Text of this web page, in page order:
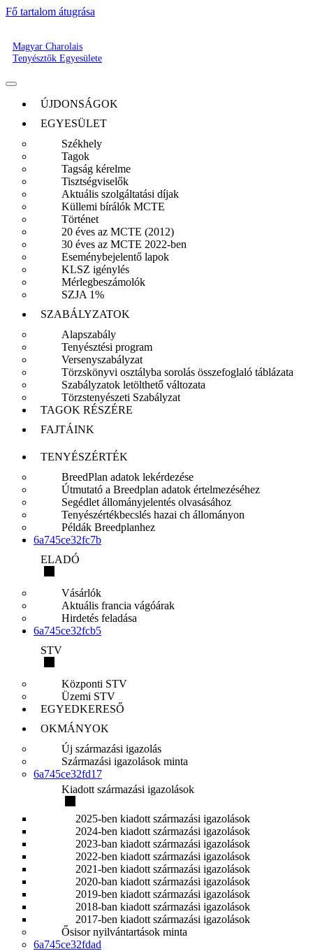
Fő tartalom átugrása
Magyar Charolais
Tenyésztők Egyesülete
ÚJDONSÁGOK
EGYESÜLET
Székhely
Tagok
Tagság kérelme
Tisztségviselők
Aktuális szolgáltatási díjak
Küllemi bírálók MCTE
Történet
20 éves az MCTE (2012)
30 éves az MCTE 2022-ben
Eseménybejelentő lapok
KLSZ igénylés
Mérlegbeszámolók
SZJA 1%
SZABÁLYZATOK
Alapszabály
Tenyésztési program
Versenyszabályzat
Törzskönyvi osztályba sorolás összefoglaló táblázata
Szabályzatok letölthető változata
Törzstenyészeti Szabályzat
TAGOK RÉSZÉRE
FAJTÁINK
TENYÉSZÉRTÉK
BreedPlan adatok lekérdezése
Útmutató a Breedplan adatok értelmezéséhez
Segédlet állományjelentés olvasásához
Tenyészértékbecslés hazai ch állományon
Példák Breedplanhez
6a745ce32fc7b
ELADÓ
Vásárlók
Aktuális francia vágóárak
Hirdetés feladása
6a745ce32fcb5
STV
Központi STV
Üzemi STV
EGYEDKERESŐ
OKMÁNYOK
Új származási igazolás
Származási igazolások minta
6a745ce32fd17
Kiadott származási igazolások
2025-ben kiadott származási igazolások
2024-ben kiadott származási igazolások
2023-ban kiadott származási igazolások
2022-ben kiadott származási igazolások
2021-ben kiadott származási igazolások
2020-ban kiadott származási igazolások
2019-ben kiadott származási igazolások
2018-ban kiadott származási igazolások
2017-ben kiadott származási igazolások
Ősisor nyilvántartások minta
6a745ce32fdad